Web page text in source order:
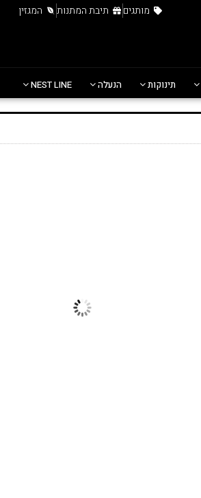
מותגים תיבת המתנות המגזין
תינוקות הנעלה NEST LINE